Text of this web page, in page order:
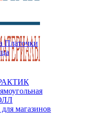
Платочки
магазинов